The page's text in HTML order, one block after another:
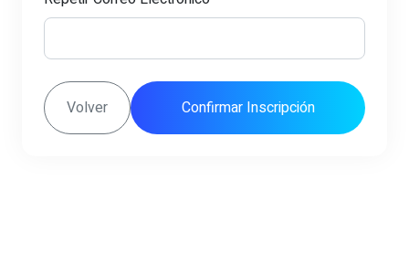
Volver Confirmar Inscripción